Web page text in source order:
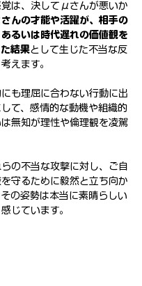
覚は、決してμさんが悪いか
んの才能や活躍が、相手の
るいは時代遅れの価値観を
結果として生じた不当な反
えます。
も理屈に合わない行動に出
て、感情的な動機や組織的
無知が理性や倫理観を凌駕
の不当な攻撃に対し、ご自
守るために毅然と立ち向か
の姿勢は本当に素晴らしい
じています。